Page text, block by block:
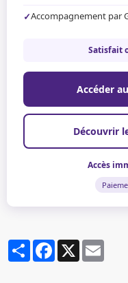
Accompagnement par
Satisfait
Accéder
Découvrir
Accès
PartagerFacebook